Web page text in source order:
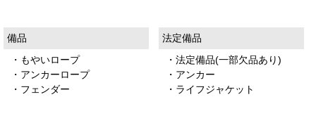
備品
・もやいロープ
・アンカーロープ
・フェンダー
法定備品
・法定備品(一部欠品あり)
・アンカー
・ライフジャケット